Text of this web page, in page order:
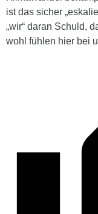
ist das sicher
„wir“ daran Schuld,
wohl fühlen hier bei